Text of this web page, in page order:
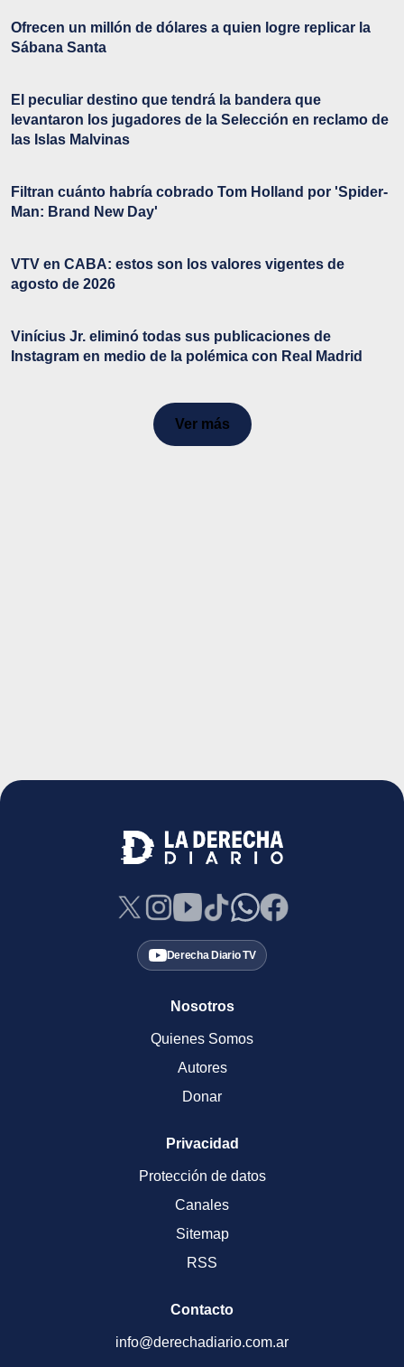
Ofrecen un millón de dólares a quien logre replicar la
Sábana Santa
El peculiar destino que tendrá la bandera que
levantaron los jugadores de la Selección en reclamo de
las Islas Malvinas
Filtran cuánto habría cobrado Tom Holland por 'Spider-
Man: Brand New Day'
VTV en CABA: estos son los valores vigentes de
agosto de 2026
Vinícius Jr. eliminó todas sus publicaciones de
Instagram en medio de la polémica con Real Madrid
Ver más
Derecha Diario TV
Nosotros
Quienes Somos
Autores
Donar
Privacidad
Protección de datos
Canales
Sitemap
RSS
Contacto
info@derechadiario.com.ar